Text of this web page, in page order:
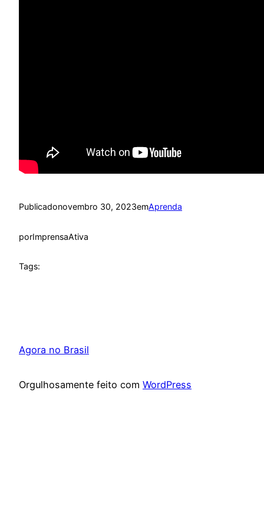
Publicadonovembro 30, 2023emAprenda
porImprensaAtiva
Tags:
Agora no Brasil
Orgulhosamente feito com WordPress